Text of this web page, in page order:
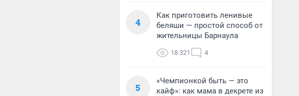
4
Как приготовить ленивые
беляши — простой способ от
жительницы Барнаула
18 321 4
5
«Чемпионкой быть — это
кайф»: как мама в декрете из